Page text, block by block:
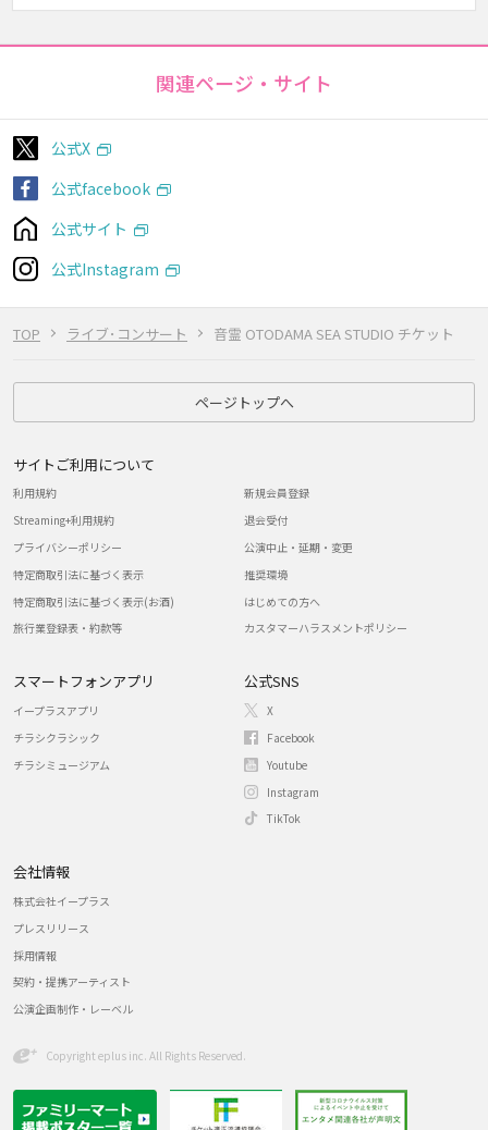
TOP ライブ･コンサート 音霊 OTODAMA SEA STUDIO チケット
関連ページ・サイト
公式X
公式facebook
公式サイト
公式Instagram
ページトップへ
サイトご利用について
利用規約
Streaming+利用規約
プライバシーポリシー
特定商取引法に基づく表示
特定商取引法に基づく表示(お酒)
旅行業登録表・約款等
新規会員登録
退会受付
公演中止・延期・変更
推奨環境
はじめての方へ
カスタマーハラスメントポリシー
スマートフォンアプリ
イープラスアプリ
チラシクラシック
チラシミュージアム
公式SNS
X
Facebook
Youtube
Instagram
TikTok
会社情報
株式会社イープラス
プレスリリース
採用情報
契約・提携アーティスト
公演企画制作・レーベル
Copyright eplus inc. All Rights Reserved.